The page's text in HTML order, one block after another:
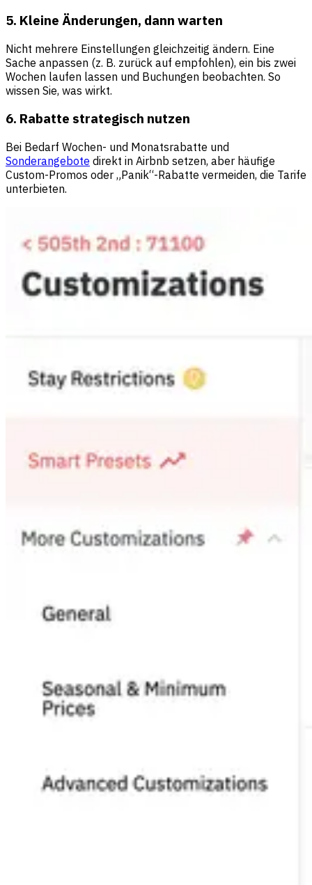
5. Kleine Änderungen, dann warten
Nicht mehrere Einstellungen gleichzeitig ändern. Eine
Sache anpassen (z. B. zurück auf empfohlen), ein bis zwei
Wochen laufen lassen und Buchungen beobachten. So
wissen Sie, was wirkt.
6. Rabatte strategisch nutzen
Bei Bedarf Wochen- und Monatsrabatte und
Sonderangebote direkt in Airbnb setzen, aber häufige
Custom-Promos oder „Panik“-Rabatte vermeiden, die Tarife
unterbieten.